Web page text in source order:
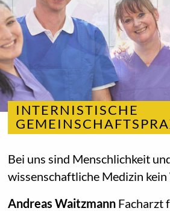
INTERNISTISCHE
Bei uns sind Menschlichkeit
wissenschaftliche Medizin kein
Andreas WaitzmannFacharzt